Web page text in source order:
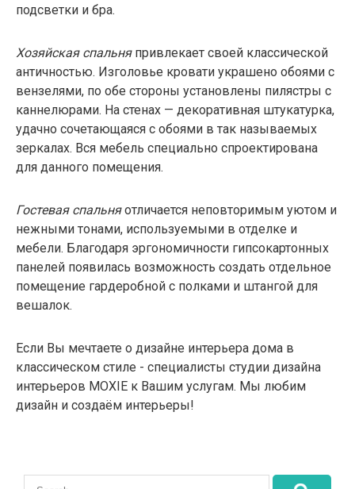
подсветки и бра.
Хозяйская спальня привлекает своей классической
античностью. Изголовье кровати украшено обоями с
вензелями, по обе стороны установлены пилястры с
каннелюрами. На стенах — декоративная штукатурка,
удачно сочетающаяся с обоями в так называемых
зеркалах. Вся мебель специально спроектирована
для данного помещения.
Гостевая спальняотличается неповторимым уютом и
нежными тонами, используемыми в отделке и
мебели. Благодаря эргономичности гипсокартонных
панелей появилась возможность создать отдельное
помещение гардеробной с полками и штангой для
вешалок.
Если Вы мечтаете о дизайне интерьера дома в
классическом стиле - специалисты студии дизайна
интерьеров MOXIE к Вашим услугам. Мы любим
дизайн и создаём интерьеры!